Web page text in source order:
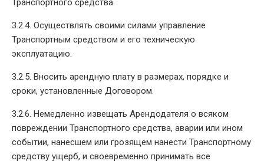
Транспортного средства.
3.2.4. Осуществлять своими силами управление
Транспортным средством и его техническую
эксплуатацию.
3.2.5. Вносить арендную плату в размерах, порядке и
сроки, установленные Договором.
3.2.6. Немедленно извещать Арендодателя о всяком
повреждении Транспортного средства, аварии или ином
событии, нанесшем или грозящем нанести Транспортному
средству ущерб, и своевременно принимать все